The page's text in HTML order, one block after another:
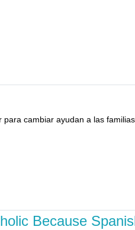
cambiar ayudan a las
Because